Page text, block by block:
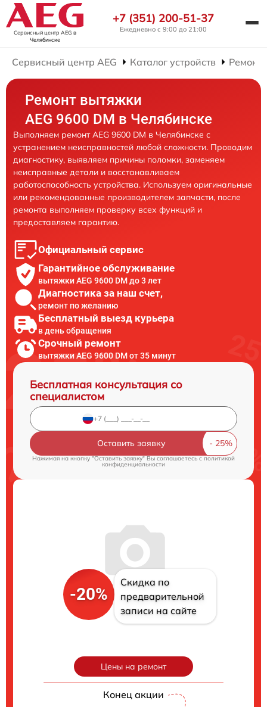
Сервисный центр AEG в
Челябинске
+7 (351) 200-51-37
Ежедневно с 9:00 до 21:00
Сервисный центр AEG Каталог устройств Ремонт
Ремонт вытяжки
AEG 9600 DM в Челябинске
Выполняем ремонт AEG 9600 DM в Челябинске с
устранением неисправностей любой сложности. Проводим
диагностику, выявляем причины поломки, заменяем
неисправные детали и восстанавливаем
работоспособность устройства. Используем оригинальные
или рекомендованные производителем запчасти, после
ремонта выполняем проверку всех функций и
предоставляем гарантию.
Официальный сервис
Гарантийное обслуживание
вытяжки AEG 9600 DM до 3 лет
Диагностика за наш счет,
ремонт по желанию
Бесплатный выезд курьера
в день обращения
Срочный ремонт
вытяжки AEG 9600 DM от 35 минут
Бесплатная консультация со
специалистом
Оставить заявку
Нажимая на кнопку "Оставить заявку" Вы соглашаетесь cполитикой
конфиденциальности
-20%
Скидка по
предварительной
записи на сайте
Цены на ремонт
Конец акции